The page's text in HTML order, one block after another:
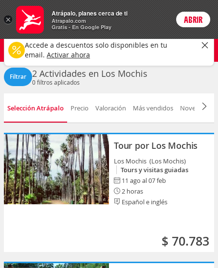
Actividades Login
Los Mochis ciudad
Cualquier tipo Cualquier fecha
CAMBIAR
Filtrar 2 Actividades en Los Mochis
0filtros aplicados
Selección Atrápalo Precio Valoración Más vendidos Novedad
Tour por Los Mochis
Los Mochis (Los Mochis)
Tours y visitas guiadas
11 ago al 07 feb
2 horas
Español e inglés
$ 70.783
×
Atrápalo, planes cerca de ti
Atrapalo.com
Gratis - En Google Play
ABRIR
Accede a descuentos solo disponibles en tu
email. Activar ahora